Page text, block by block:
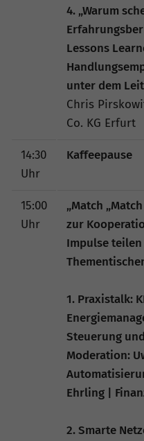
4. „Warum
Lessons
unter dem
Chris
Co. KG Erfurt
14:30
Uhr
Kaffeepause
15:00
Uhr
„Match
zur
Impulse
1. Praxistalk:
Steuerung
Moderation:
Ehrling |
2. Smarte